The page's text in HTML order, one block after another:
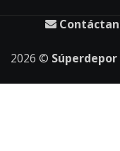
2026 © Súperdepor